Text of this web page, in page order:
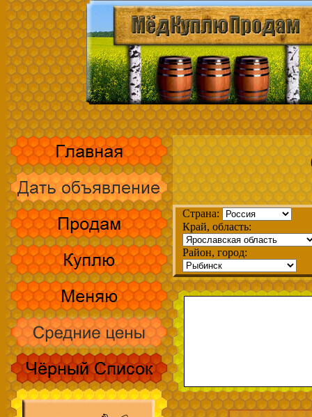
Страна:
Край, область:
Район, город: